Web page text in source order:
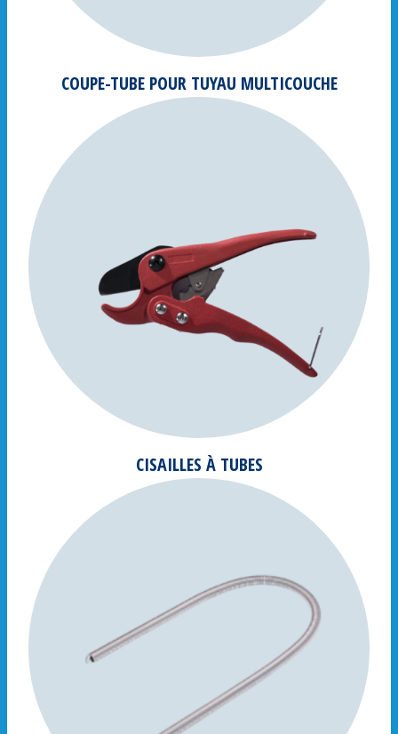
COUPE-TUBE POUR TUYAU MULTICOUCHE
CISAILLES À TUBES